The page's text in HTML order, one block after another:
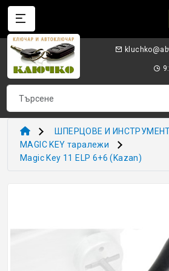
Категории
AUTEL ПРИБОРИ И ОБОРУДВАНЕ
I/O TERMINAL
KEYDIY - ПРИБОРИ КЛЮЧОВЕ
XHORSE VVDI
ШПЕРЦОВЕ И
MAGIC KEY таралежи
Magic Key 11 ELP 6+6 (Kazan)